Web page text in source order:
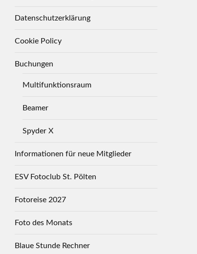
Datenschutzerklärung
Cookie Policy
Buchungen
Multifunktionsraum
Beamer
Spyder X
Informationen für neue Mitglieder
ESV Fotoclub St. Pölten
Fotoreise 2027
Foto des Monats
Blaue Stunde Rechner